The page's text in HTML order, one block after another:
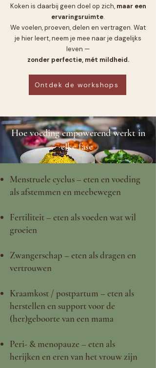
Koken is daarbij geen doel op zich, maar een
ervaringsruimte.
We voelen, proeven, delen en vertragen. Wat
je hier leert, neem je mee naar je dagelijks
leven —
zonder perfectie, mét mildheid.
Ontdek de workshops
Hoe voeding empowerend werkt in
elke fase
Menstruele cyclus – eten en voeding
als afstemmen en meebewegen
Fertiliteit – eten als voeden wat wil
groeien
Zwangerschap – eten als dragen en
vertrouwen
Kraamkost / postpartum – eten als
herstellen en support voor de
(her)geboorte van een mama
Peri- & menopauze – eten als
herijken en eren van het vrouw zijn